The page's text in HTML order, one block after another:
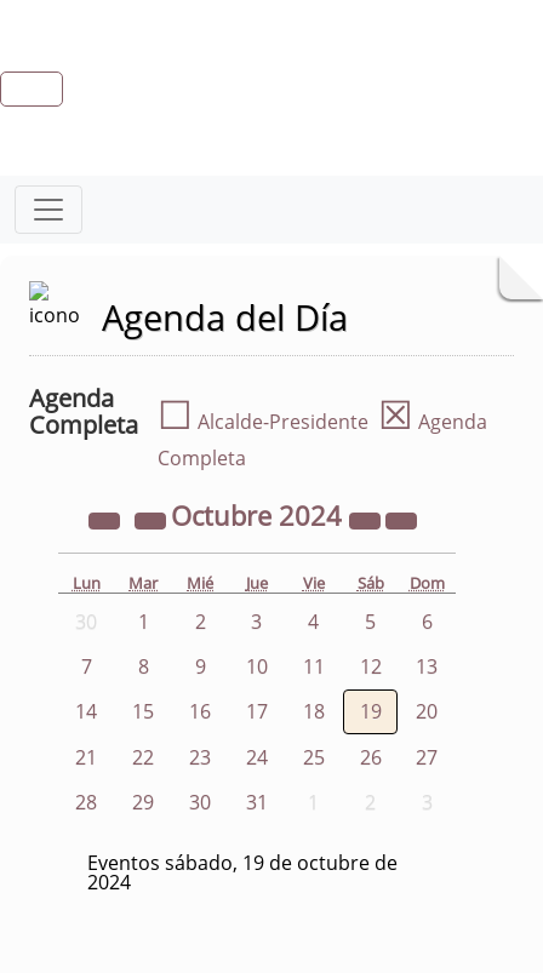
Agenda del Día
Agenda
Completa
☐ Alcalde-Presidente ☒ Agenda
Completa
Octubre 2024
Lun Mar Mié Jue Vie Sáb Dom
30 1 2 3 4 5
6
7
8 9 10 11 12
13
14
15 16 17 18 19
20
21
22 23 24 25 26
27
28
29 30 31 1 2 3
Eventos sábado, 19 de octubre de
2024